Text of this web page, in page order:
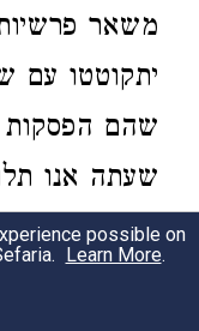
משאר
יתקוטטו עם
שהם הפסקות
שעתה אנו
בימי לידה
האדם שהוא
possible on
Learn More.